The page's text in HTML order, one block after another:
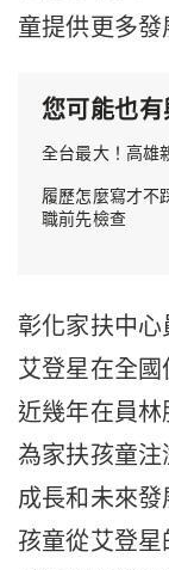
童提供更多發
您可能也有
全台最大！高雄
履歷怎麼寫才不
職前先檢查
彰化家扶中心
艾登星在全國
近幾年在員
為家扶孩童
成長和未來
孩童從艾登